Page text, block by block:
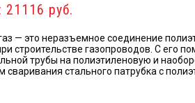
21116 руб.
— это неразъемное соединение
строительстве газопроводов. С его
трубы на полиэтиленовую и
сваривания стального патрубка с